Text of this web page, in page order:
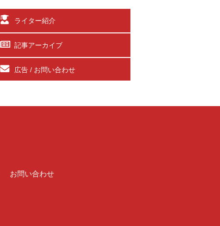
ライター紹介
記事アーカイブ
広告 / お問い合わせ
お問い合わせ